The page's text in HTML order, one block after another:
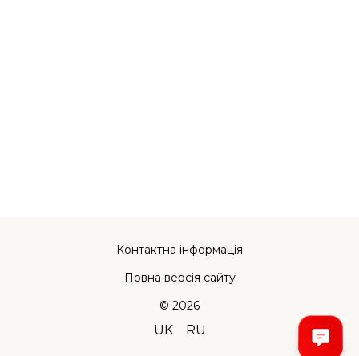
Контактна інформація
Повна версія сайту
© 2026
UK RU